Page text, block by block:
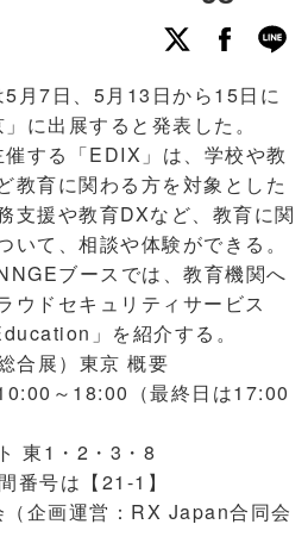
月7日、5月13日から15日に
に出展すると発表した。
する「EDIX」は、学校や教
教育に関わる方を対象とした
支援や教育DXなど、教育に関
て、相談や体験ができる。
ブースでは、教育機関へ
ウドセキュリティサービス
」を紹介する。
合展）東京 概要
～18:00（最終日は17:00
東1・2・3・8
号は【21-1】
企画運営：RX Japan合同会